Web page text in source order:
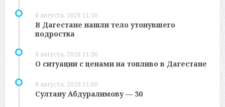
8 августа, 2026 11:30
В Дагестане нашли тело утонувшего
подростка
8 августа, 2026 11:30
О ситуации с ценами на топливо в Дагестане
8 августа, 2026 11:00
Султану Абдуралимову — 30